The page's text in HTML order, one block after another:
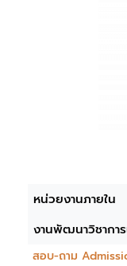
หน่วยงานภายใน
งานพัฒนาวิชากา
สอบ-ถาม